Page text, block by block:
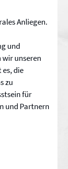
Anliegen.
und
unseren
die
zu
für
und Partnern